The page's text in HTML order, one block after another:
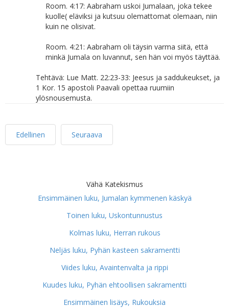
Room. 4:17: Aabraham uskoi Jumalaan, joka tekee
kuolle( eläviksi ja kutsuu olemattomat olemaan, niin
kuin ne olisivat.
Room. 4:21: Aabraham oli täysin varma siitä, että
minkä Jumala on luvannut, sen hän voi myös täyttää.
Tehtävä: Lue Matt. 22:23-33: Jeesus ja saddukeukset, ja
1 Kor. 15 apostoli Paavali opettaa ruumiin
ylösnousemusta.
Edellinen Seuraava
Vähä Katekismus
Ensimmäinen luku, Jumalan kymmenen käskyä
Toinen luku, Uskontunnustus
Kolmas luku, Herran rukous
Neljäs luku, Pyhän kasteen sakramentti
Viides luku, Avaintenvalta ja rippi
Kuudes luku, Pyhän ehtoollisen sakramentti
Ensimmäinen lisäys, Rukouksia